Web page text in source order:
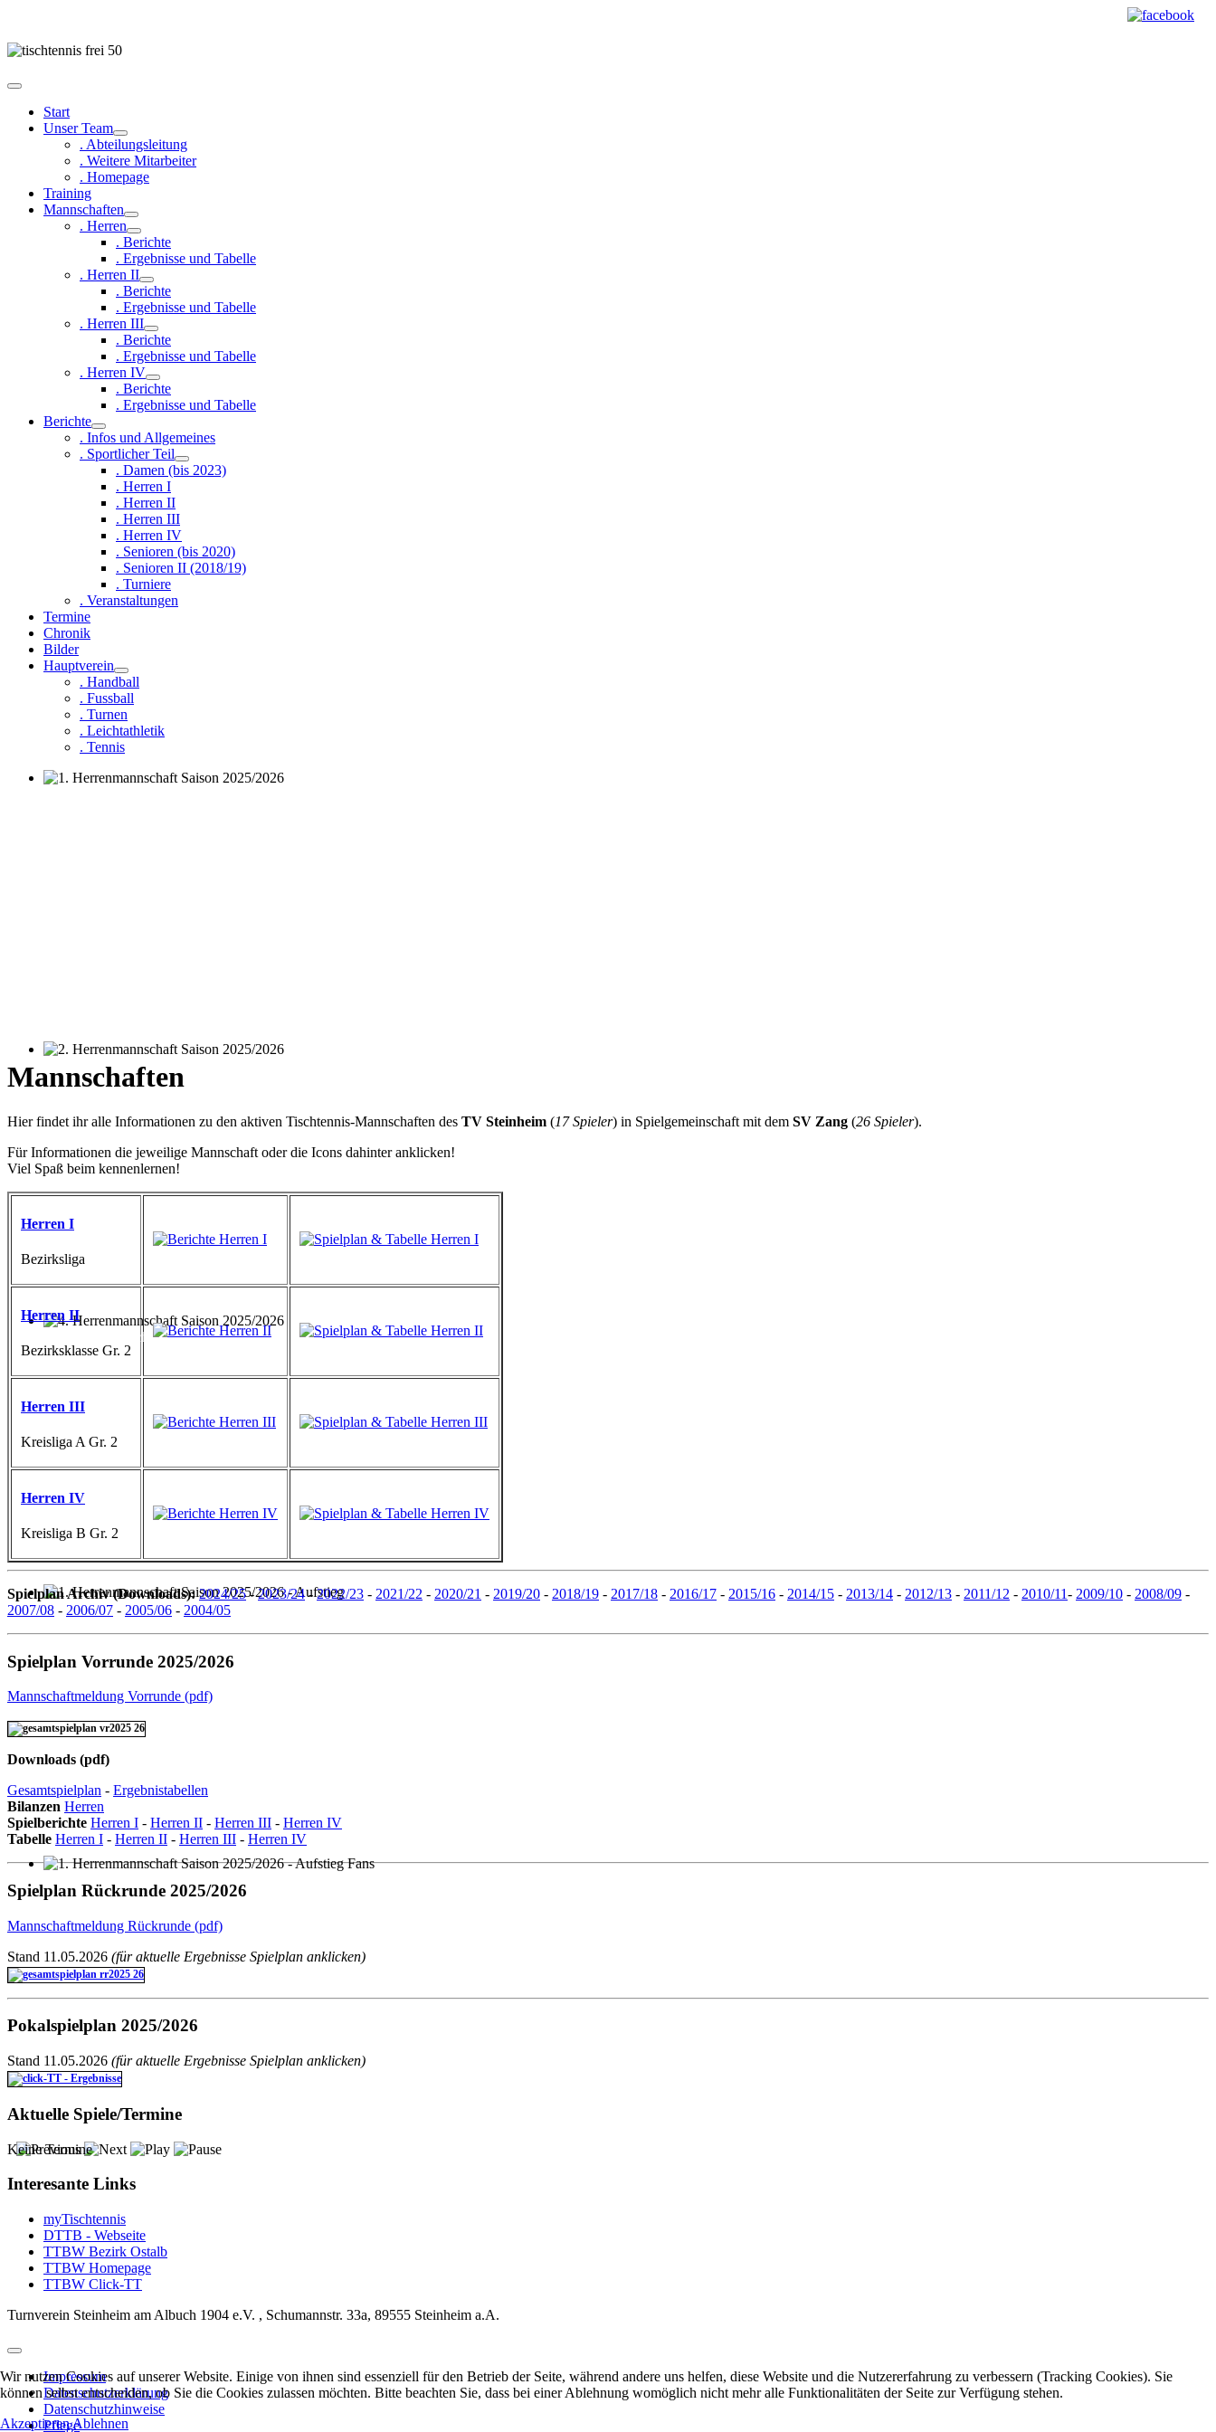
Start
Unser Team
. Abteilungsleitung
. Weitere Mitarbeiter
. Homepage
Training
Mannschaften
. Herren
. Berichte
. Ergebnisse und Tabelle
. Herren II
. Berichte
. Ergebnisse und Tabelle
. Herren III
. Berichte
. Ergebnisse und Tabelle
. Herren IV
. Berichte
. Ergebnisse und Tabelle
Berichte
. Infos und Allgemeines
. Sportlicher Teil
. Damen (bis 2023)
. Herren I
. Herren II
. Herren III
. Herren IV
. Senioren (bis 2020)
. Senioren II (2018/19)
. Turniere
. Veranstaltungen
Termine
Chronik
Bilder
Hauptverein
. Handball
. Fussball
. Turnen
. Leichtathletik
. Tennis
2. Herrenmannschaft Saison 2025/2026
4. Herrenmannschaft Saison 2025/2026
1. Herrenmannschaft Saison 2025/2026 - Aufstieg
Mannschaften
Hier findet ihr alle Informationen zu den aktiven Tischtennis-Mannschaften des TV Steinheim (17 Spieler) in Spielgemeinschaft mit dem SV Zang (26 Spieler).
Für Informationen die jeweilige Mannschaft oder die Icons dahinter anklicken!
Viel Spaß beim kennenlernen!
Herren I
Bezirksliga
Herren II
Bezirksklasse Gr. 2
Herren III
Kreisliga A Gr. 2
Herren IV
Kreisliga B Gr. 2
Spielplan Archiv (Downloads): 2024/25-2023/24-2022/23 - 2021/22 - 2020/21 - 2019/20 - 2018/19 - 2017/18 - 2016/17 - 2015/16 - 2014/15 - 2013/14 - 2012/13 - 2011/12 - 2010/11- 2009/10 - 2008/09 -
2007/08 - 2006/07 - 2005/06 - 2004/05
Spielplan Vorrunde 2025/2026
Mannschaftmeldung Vorrunde (pdf)
Downloads (pdf)
Gesamtspielplan - Ergebnistabellen
Bilanzen Herren
Spielberichte Herren I - Herren II - Herren III - Herren IV
Tabelle Herren I - Herren II - Herren III - Herren IV
Spielplan Rückrunde 2025/2026
Mannschaftmeldung Rückrunde (pdf)
Stand 11.05.2026 (für aktuelle Ergebnisse Spielplan anklicken)
Pokalspielplan 2025/2026
Stand 11.05.2026 (für aktuelle Ergebnisse Spielplan anklicken)
Aktuelle Spiele/Termine
Keine Termine
Interesante Links
myTischtennis
DTTB - Webseite
TTBW Bezirk Ostalb
TTBW Homepage
TTBW Click-TT
Turnverein Steinheim am Albuch 1904 e.V. , Schumannstr. 33a, 89555 Steinheim a.A.
Impressum
Datenschutzerklärung
Datenschutzhinweise
Pflege
Wir nutzen Cookies auf unserer Website. Einige von ihnen sind essenziell für den Betrieb der Seite, während andere uns helfen, diese Website und die Nutzererfahrung zu verbessern (Tracking Cookies). Sie
können selbst entscheiden, ob Sie die Cookies zulassen möchten. Bitte beachten Sie, dass bei einer Ablehnung womöglich nicht mehr alle Funktionalitäten der Seite zur Verfügung stehen.
AkzeptierenAblehnen